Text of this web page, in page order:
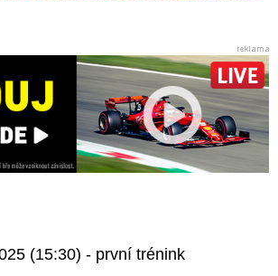
(15:30) - první trénink